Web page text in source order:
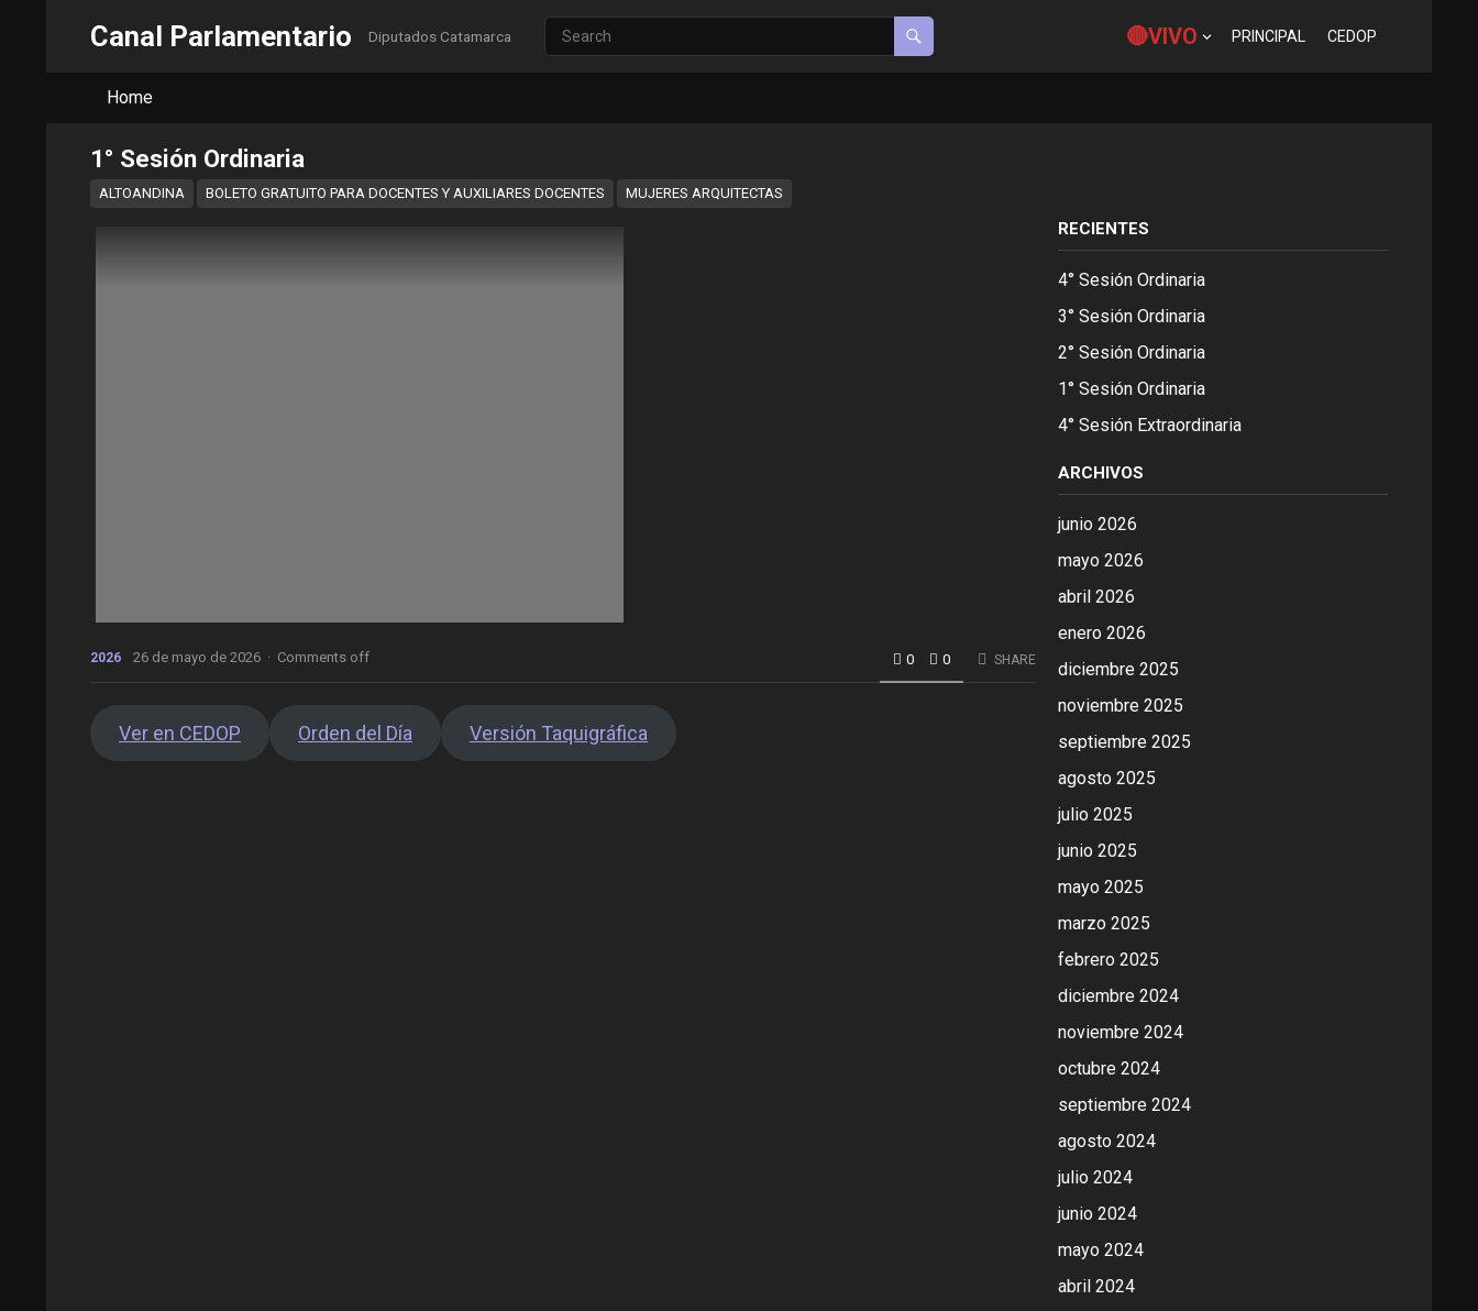
Canal Parlamentario Diputados Catamarca 🔴VIVO PRINCIPAL CEDOP
Home
1° Sesión Ordinaria
ALTOANDINA BOLETO GRATUITO PARA DOCENTES Y AUXILIARES DOCENTES MUJERES ARQUITECTAS
2026 26 de mayo de 2026 · Comments off 0 0 SHARE
Ver en CEDOP Orden del Día Versión Taquigráfica
RECIENTES
4° Sesión Ordinaria
3° Sesión Ordinaria
2° Sesión Ordinaria
1° Sesión Ordinaria
4° Sesión Extraordinaria
ARCHIVOS
junio 2026
mayo 2026
abril 2026
enero 2026
diciembre 2025
noviembre 2025
septiembre 2025
agosto 2025
julio 2025
junio 2025
mayo 2025
marzo 2025
febrero 2025
diciembre 2024
noviembre 2024
octubre 2024
septiembre 2024
agosto 2024
julio 2024
junio 2024
mayo 2024
abril 2024